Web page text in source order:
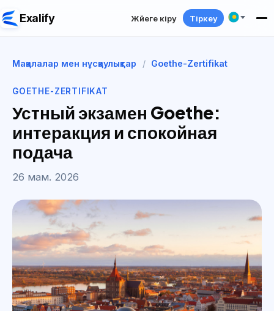
Exalify Жүйеге кіру Тіркеу
Мақалалар мен нұсқаулықтар / Goethe-Zertifikat
GOETHE-ZERTIFIKAT
Устный экзамен Goethe:
интеракция и спокойная
подача
26 мам. 2026